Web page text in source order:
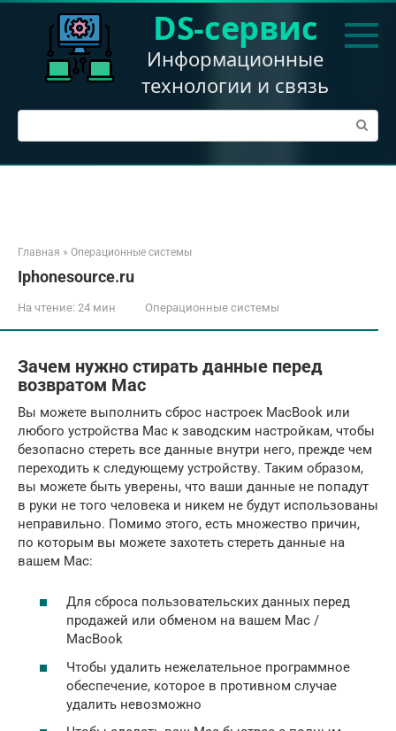
Перейти
DS-сервис
Информационные
технологии и связь
Поиск:
Главная » Операционные системы
Iphonesource.ru
На чтение: 24 мин Операционные системы
Зачем нужно стирать данные перед
возвратом Mac
Вы можете выполнить сброс настроек MacBook или
любого устройства Mac к заводским настройкам, чтобы
безопасно стереть все данные внутри него, прежде чем
переходить к следующему устройству. Таким образом,
вы можете быть уверены, что ваши данные не попадут
в руки не того человека и никем не будут использованы
неправильно. Помимо этого, есть множество причин,
по которым вы можете захотеть стереть данные на
вашем Mac:
Для сброса пользовательских данных перед
продажей или обменом на вашем Mac /
MacBook
Чтобы удалить нежелательное программное
обеспечение, которое в противном случае
удалить невозможно